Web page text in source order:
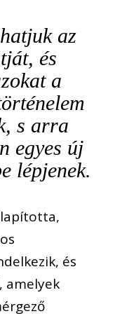
az
és
a
s arra
egyes új
lépjenek.
és
amelyek